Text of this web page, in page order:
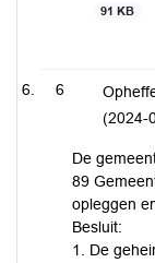
91 KB
6
(2024-
De
89
opleggen
Besluit:
1. De